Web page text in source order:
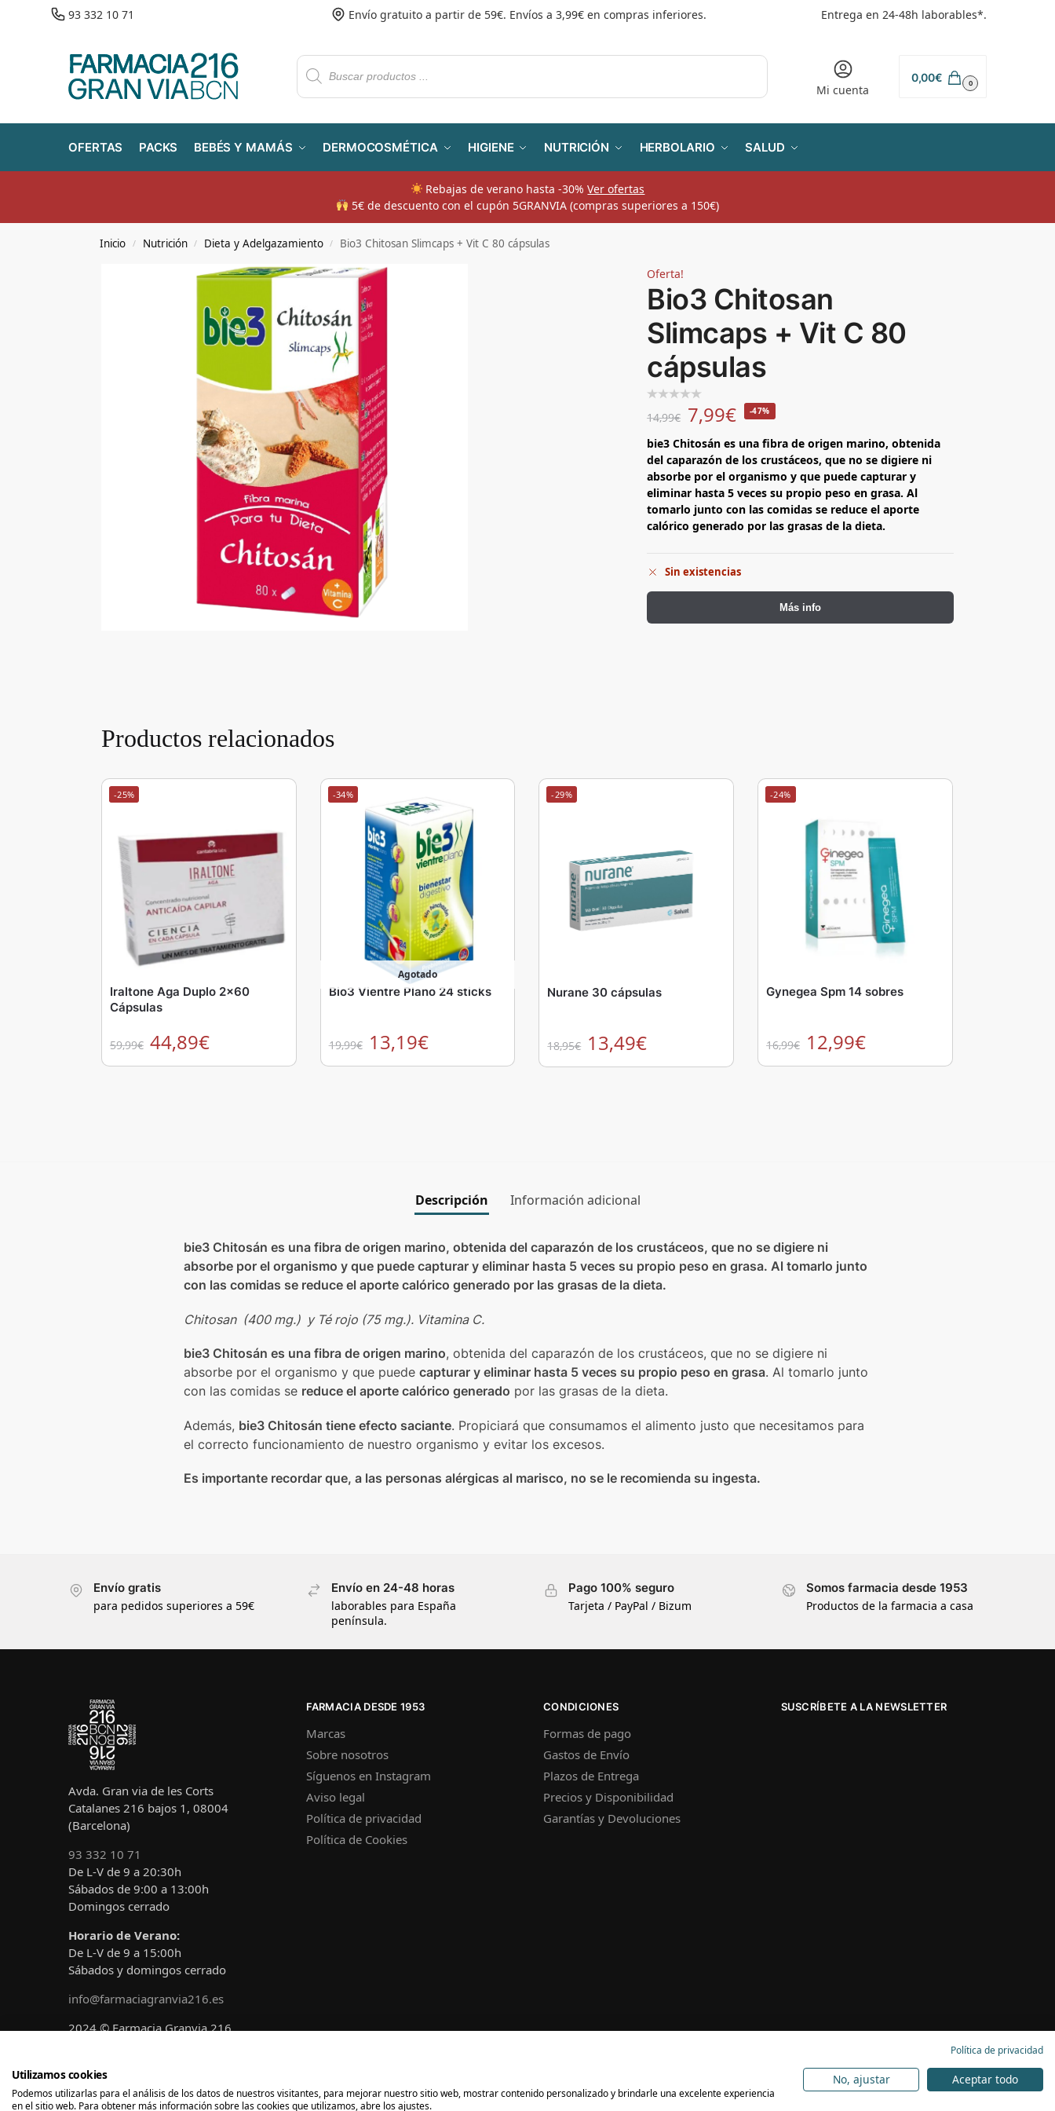
93 332 10 71 Envío gratuito a partir de 59€. Envíos a 3,99€ en compras inferiores. Entrega en 24-48h laborables*.
Mi cuenta
0,00€ 0
OFERTAS PACKS BEBÉS Y MAMÁS DERMOCOSMÉTICA HIGIENE NUTRICIÓN HERBOLARIO SALUD
Rebajas de verano hasta -30%Ver ofertas
​ 5€ de descuento con el cupón 5GRANVIA (compras superiores a 150€)
Inicio / Nutrición / Dieta y Adelgazamiento / Bio3 Chitosan Slimcaps + Vit C 80 cápsulas
Oferta!
Bio3 Chitosan
Slimcaps + Vit C 80
cápsulas
14,99€ 7,99€ -47%
bie3 Chitosán es una fibra de origen marino, obtenida
del caparazón de los crustáceos, que no se digiere ni
absorbe por el organismo y que puede capturar y
eliminar hasta 5 veces su propio peso en grasa. Al
tomarlo junto con las comidas se reduce el aporte
calórico generado por las grasas de la dieta.
Sin existencias
Más info
Productos relacionados
-25%
Iraltone Aga Duplo 2×60
Cápsulas
59,99€ 44,89€
-34%
Agotado
Bio3 Vientre Plano 24 sticks
19,99€ 13,19€
-29%
Nurane 30 cápsulas
18,95€ 13,49€
-24%
Gynegea Spm 14 sobres
16,99€ 12,99€
Descripción Información adicional
bie3 Chitosán es una fibra de origen marino, obtenida del caparazón de los crustáceos, que no se digiere ni
absorbe por el organismo y que puede capturar y eliminar hasta 5 veces su propio peso en grasa. Al tomarlo junto
con las comidas se reduce el aporte calórico generado por las grasas de la dieta.
Chitosan (400 mg.) y Té rojo (75 mg.). Vitamina C.
bie3 Chitosán es una fibra de origen marino, obtenida del caparazón de los crustáceos, que no se digiere ni
absorbe por el organismo y que puede capturar y eliminar hasta 5 veces su propio peso en grasa. Al tomarlo junto
con las comidas se reduce el aporte calórico generado por las grasas de la dieta.
Además, bie3 Chitosán tiene efecto saciante. Propiciará que consumamos el alimento justo que necesitamos para
el correcto funcionamiento de nuestro organismo y evitar los excesos.
Es importante recordar que, a las personas alérgicas al marisco, no se le recomienda su ingesta.
Envío gratis
para pedidos superiores a 59€
Envío en 24-48 horas
laborables para España
península.
Pago 100% seguro
Tarjeta / PayPal / Bizum
Somos farmacia desde 1953
Productos de la farmacia a casa
Avda. Gran via de les Corts
Catalanes 216 bajos 1, 08004
(Barcelona)
93 332 10 71
De L-V de 9 a 20:30h
Sábados de 9:00 a 13:00h
Domingos cerrado
Horario de Verano:
De L-V de 9 a 15:00h
Sábados y domingos cerrado
info@farmaciagranvia216.es
2024 © Farmacia Granvia 216
FARMACIA DESDE 1953
Marcas
Sobre nosotros
Síguenos en Instagram
Aviso legal
Política de privacidad
Política de Cookies
CONDICIONES
Formas de pago
Gastos de Envío
Plazos de Entrega
Precios y Disponibilidad
Garantías y Devoluciones
SUSCRÍBETE A LA NEWSLETTER
Política de privacidad
Utilizamos cookies
Podemos utilizarlas para el análisis de los datos de nuestros visitantes, para mejorar nuestro sitio web, mostrar contenido personalizado y brindarle una excelente experiencia
en el sitio web. Para obtener más información sobre las cookies que utilizamos, abre los ajustes.
No, ajustar Aceptar todo